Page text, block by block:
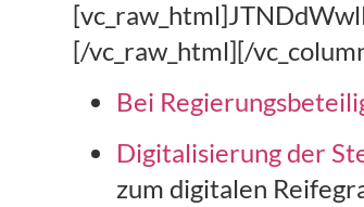
[/vc_raw_html][/
Bei
Digitalisierung der
zum digitalen